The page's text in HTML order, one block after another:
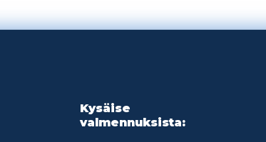
Kysäise
valmennuksista: